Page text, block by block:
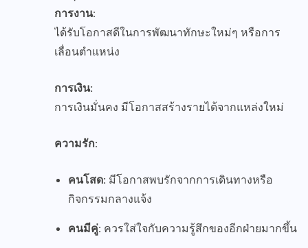
การงาน:
ได้รับโอกาสดีในการพัฒนาทักษะใหม่ๆ หรือการ
เลื่อนตำแหน่ง
การเงิน:
การเงินมั่นคง มีโอกาสสร้างรายได้จากแหล่งใหม่
ความรัก:
คนโสด: มีโอกาสพบรักจากการเดินทางหรือ
กิจกรรมกลางแจ้ง
คนมีคู่: ควรใส่ใจกับความรู้สึกของอีกฝ่ายมากขึ้น